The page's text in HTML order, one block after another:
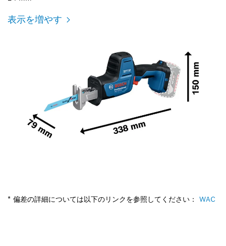
表示を増やす
* 偏差の詳細については以下のリンクを参照してください： WAC